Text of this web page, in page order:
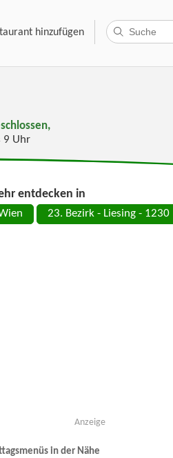
hinzufügen
9 Uhr
entdecken in
23. Bezirk - Liesing - 1230
Anzeige
in der Nähe